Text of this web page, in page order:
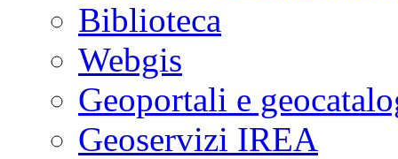
Biblioteca
Webgis
Geoportali e
Geoservizi IREA